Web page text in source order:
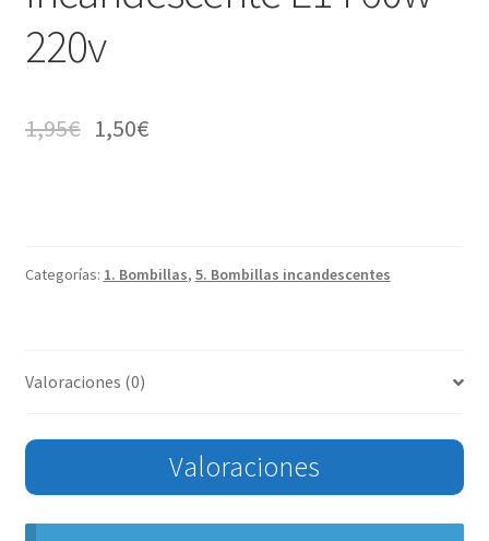
220v
1,95€ 1,50€
Categorías: 1. Bombillas, 5. Bombillas incandescentes
Valoraciones (0)
Valoraciones